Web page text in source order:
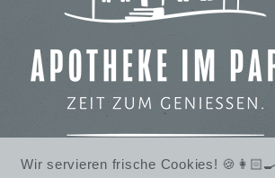
Wir servieren frische Cookies!